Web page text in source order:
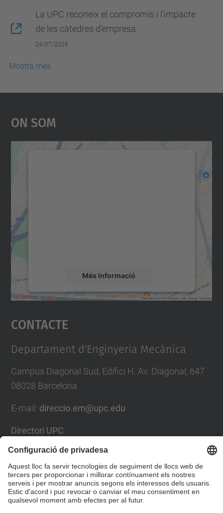
La UPC reconeix el compromís i l’impacte
de les càtedres d’empresa
24/07/2026
Mostra més
On Som
Més Informació
Accepta
powered by
Contacte
Departament d'Enginyeria Mecànica
Campus Diagonal Sud, Edifici H. Av. Diagonal, 647
08028 Barcelona
E-mail: direccio.em@upc.edu
Directori UPC
Formulari de contacte